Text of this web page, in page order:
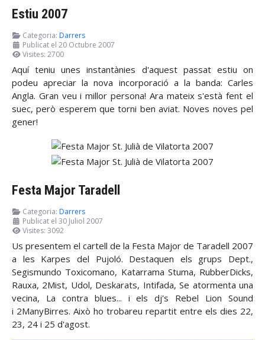
Estiu 2007
Categoria: Darrers
Publicat el 20 Octubre 2007
Visites: 2700
Aquí teniu unes instantànies d'aquest passat estiu on
podeu apreciar la nova incorporació a la banda: Carles
Angla. Gran veu i millor persona! Ara mateix s'està fent el
suec, però esperem que torni ben aviat. Noves noves pel
gener!
Festa Major Taradell
Categoria: Darrers
Publicat el 30 Juliol 2007
Visites: 3092
Us presentem el cartell de la Festa Major de Taradell 2007
a les Karpes del Pujoló. Destaquen els grups Dept.,
Segismundo Toxicomano, Katarrama Stuma, RubberDicks,
Rauxa, 2Mist, Udol, Deskarats, Intifada, Se atormenta una
vecina, La contra blues... i els dj's Rebel Lion Sound
i 2ManyBirres. Això ho trobareu repartit entre els dies 22,
23, 24 i 25 d'agost.